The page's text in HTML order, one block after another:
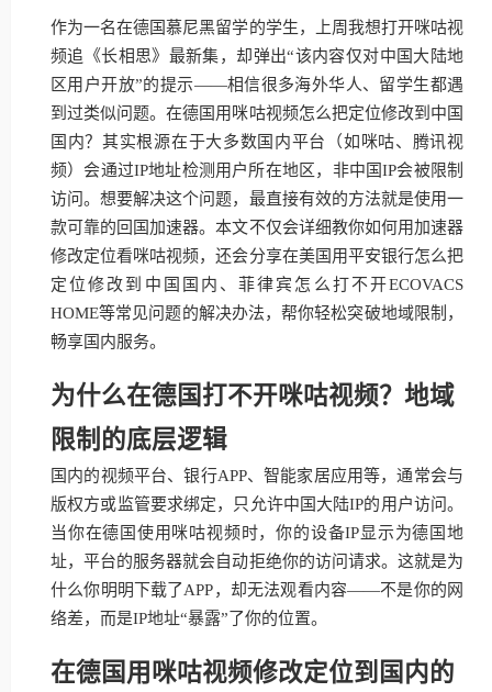
作为一名在德国慕尼黑留学的学生，上周我想打开咪咕视
频追《长相思》最新集，却弹出“该内容仅对中国大陆地
区用户开放”的提示——相信很多海外华人、留学生都遇
到过类似问题。在德国用咪咕视频怎么把定位修改到中国
国内？其实根源在于大多数国内平台（如咪咕、腾讯视
频）会通过IP地址检测用户所在地区，非中国IP会被限制
访问。想要解决这个问题，最直接有效的方法就是使用一
款可靠的回国加速器。本文不仅会详细教你如何用加速器
修改定位看咪咕视频，还会分享在美国用平安银行怎么把
定位修改到中国国内、菲律宾怎么打不开ECOVACS
HOME等常见问题的解决办法，帮你轻松突破地域限制，
畅享国内服务。
为什么在德国打不开咪咕视频？地域
限制的底层逻辑
国内的视频平台、银行APP、智能家居应用等，通常会与
版权方或监管要求绑定，只允许中国大陆IP的用户访问。
当你在德国使用咪咕视频时，你的设备IP显示为德国地
址，平台的服务器就会自动拒绝你的访问请求。这就是为
什么你明明下载了APP，却无法观看内容——不是你的网
络差，而是IP地址“暴露”了你的位置。
在德国用咪咕视频修改定位到国内的